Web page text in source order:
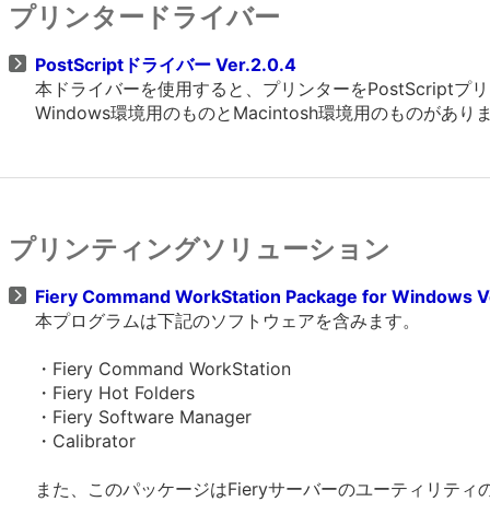
プリンタードライバー
PostScriptドライバー Ver.2.0.4
本ドライバーを使用すると、プリンターをPostScriptプ
Windows環境用のものとMacintosh環境用のものがあり
プリンティングソリューション
Fiery Command WorkStation Package for Windows
本プログラムは下記のソフトウェアを含みます。
・Fiery Command WorkStation
・Fiery Hot Folders
・Fiery Software Manager
・Calibrator
また、このパッケージはFieryサーバーのユーティリティ